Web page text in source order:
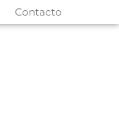
Contacto